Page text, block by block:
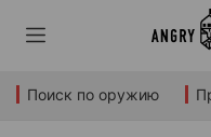
Поиск по оружию